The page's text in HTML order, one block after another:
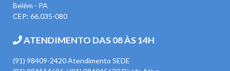
Belém - PA
CEP: 66.035-080
ATENDIMENTO DAS 08 ÀS 14H
(91) 98409-2420 Atendimento SEDE